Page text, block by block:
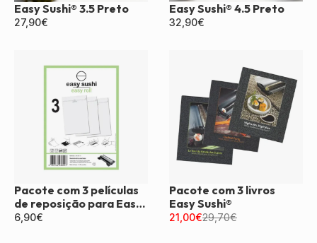
Easy Sushi® 3.5 Preto
27,90€
Easy Sushi® 4.5 Preto
32,90€
Pacote com 3 películas
de reposição para Easy
Sushi®
6,90€
Pacote com 3 livros
Easy Sushi®
21,00€29,70€